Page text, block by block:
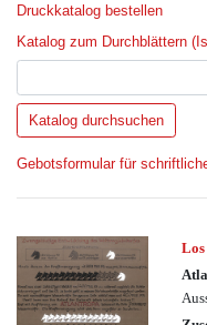
Druckkatalog bestellen
Katalog zum Durchblättern
Gebotsformular für
Los